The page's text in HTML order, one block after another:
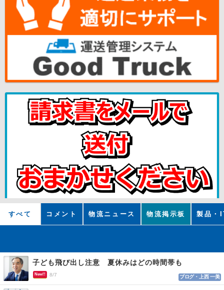
すべて コメント 物流ニュース 物流掲示板 製品・
子ども飛び出し注意 夏休みはどの時間帯も
New!! 8/7 ブログ・上西 一美